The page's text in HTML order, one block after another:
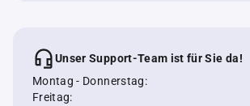
Unser Support-Team ist für Sie da!
Montag - Donnerstag:
Freitag: